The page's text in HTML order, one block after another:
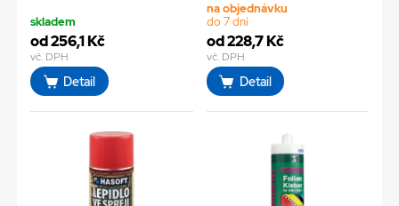
skladem
od 256,1 Kč
vč. DPH
Detail
na objednávku
do 7 dní
od 228,7 Kč
vč. DPH
Detail